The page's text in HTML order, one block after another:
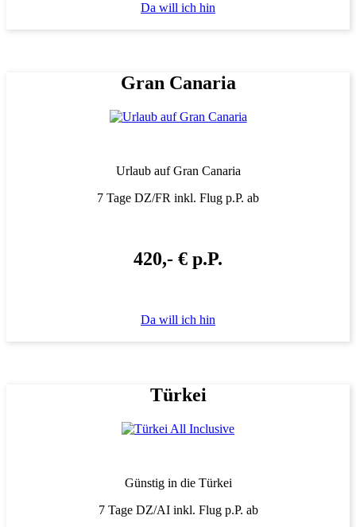
Da will ich hin
Gran Canaria
Urlaub auf Gran Canaria
7 Tage DZ/FR inkl. Flug p.P. ab
420,- € p.P.
Da will ich hin
Türkei
Günstig in die Türkei
7 Tage DZ/AI inkl. Flug p.P. ab